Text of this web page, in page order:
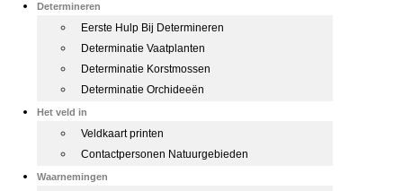
Determineren
Eerste Hulp Bij Determineren
Determinatie Vaatplanten
Determinatie Korstmossen
Determinatie Orchideeën
Het veld in
Veldkaart printen
Contactpersonen Natuurgebieden
Waarnemingen